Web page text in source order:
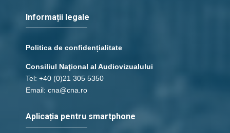
Informații legale
Politica de confidențialitate
Consiliul Naţional al Audiovizualului
Tel: +40 (0)21 305 5350
Email: cna@cna.ro
Aplicația pentru smartphone